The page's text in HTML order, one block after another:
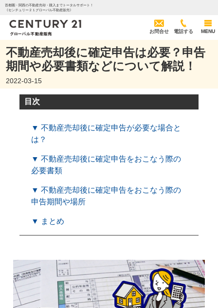
首都圏・関西の不動産売却・購入までトータルサポート！
《センチュリー２１グローバル不動産販売》
お問合せ 電話する MENU
不動産売却後に確定申告は必要？申告
期間や必要書類などについて解説！
2022-03-15
目次
▼ 不動産売却後に確定申告が必要な場合と
は？
▼ 不動産売却後に確定申告をおこなう際の
必要書類
▼ 不動産売却後に確定申告をおこなう際の
申告期間や場所
▼ まとめ